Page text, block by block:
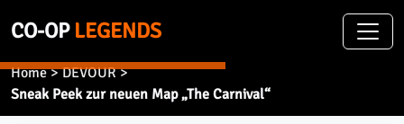
CO-OPLEGENDS
Home>DEVOUR>
Sneak Peek zur neuen Map „The Carnival“